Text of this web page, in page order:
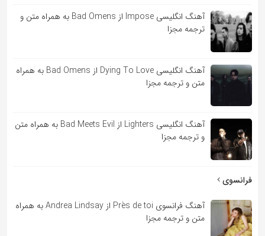
لینک
آهنگ انگلیسی Impose از Bad Omens به همراه متن و
ترجمه مجزا
آهنگ انگلیسی Dying To Love از Bad Omens به همراه
متن و ترجمه مجزا
آهنگ انگلیسی Lighters از Bad Meets Evil به همراه متن
و ترجمه مجزا
فرانسوی
آهنگ فرانسوی Près de toi از Andrea Lindsay به همراه
متن و ترجمه مجزا